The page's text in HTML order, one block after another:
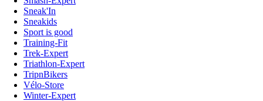
Sneak'In
Sneakids
Sport is good
Training-Fit
Trek-Expert
Triathlon-Expert
TripnBikers
Vélo-Store
Winter-Expert